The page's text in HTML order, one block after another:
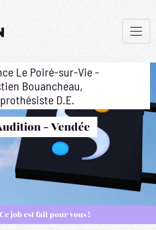
Le Poiré-sur-Vie -
Bouancheau,
D.E.
- Vendée
Ce job est fait pour vous !